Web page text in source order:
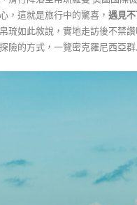
，這就是旅行中的驚喜， 遇見不
琉如此敘說，實地走訪後不禁
險的方式，一覽密克羅尼西亞